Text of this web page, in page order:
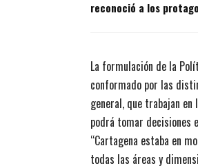
reconoció a los
La formulación de la
conformado por las
general, que trabajan
podrá tomar decisiones
“Cartagena estaba en
todas las áreas y